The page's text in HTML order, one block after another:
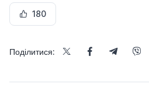
180
Поділитися: